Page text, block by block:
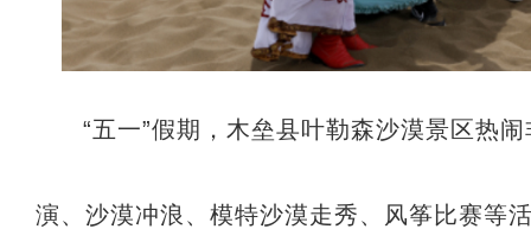
“五一”假期，木垒县叶勒森沙漠景区热
演、沙漠冲浪、模特沙漠走秀、风筝比赛等